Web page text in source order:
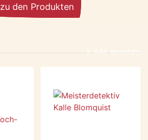
zu den Produkten
Alle ansehen